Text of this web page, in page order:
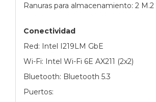
Ranuras para almacenamiento: 2
Conectividad
Red: Intel I219LM GbE
Wi-Fi: Intel Wi-Fi 6E AX211 (2x2)
Bluetooth: Bluetooth 5.3
Puertos: